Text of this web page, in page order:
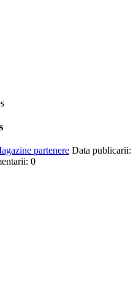
partenere Data publicarii:
0